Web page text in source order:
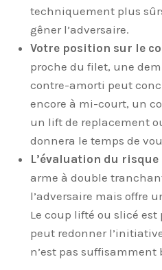
techniquement plus
gêner l’adversaire.
Votre position sur le
proche du filet, une
contre-amorti peut
encore à mi-court, un
un lift de replacement
donnera le temps de
L’évaluation du risque
arme à double
l’adversaire mais offre
Le coup lifté ou slicé
peut redonner
n’est pas suffisamment